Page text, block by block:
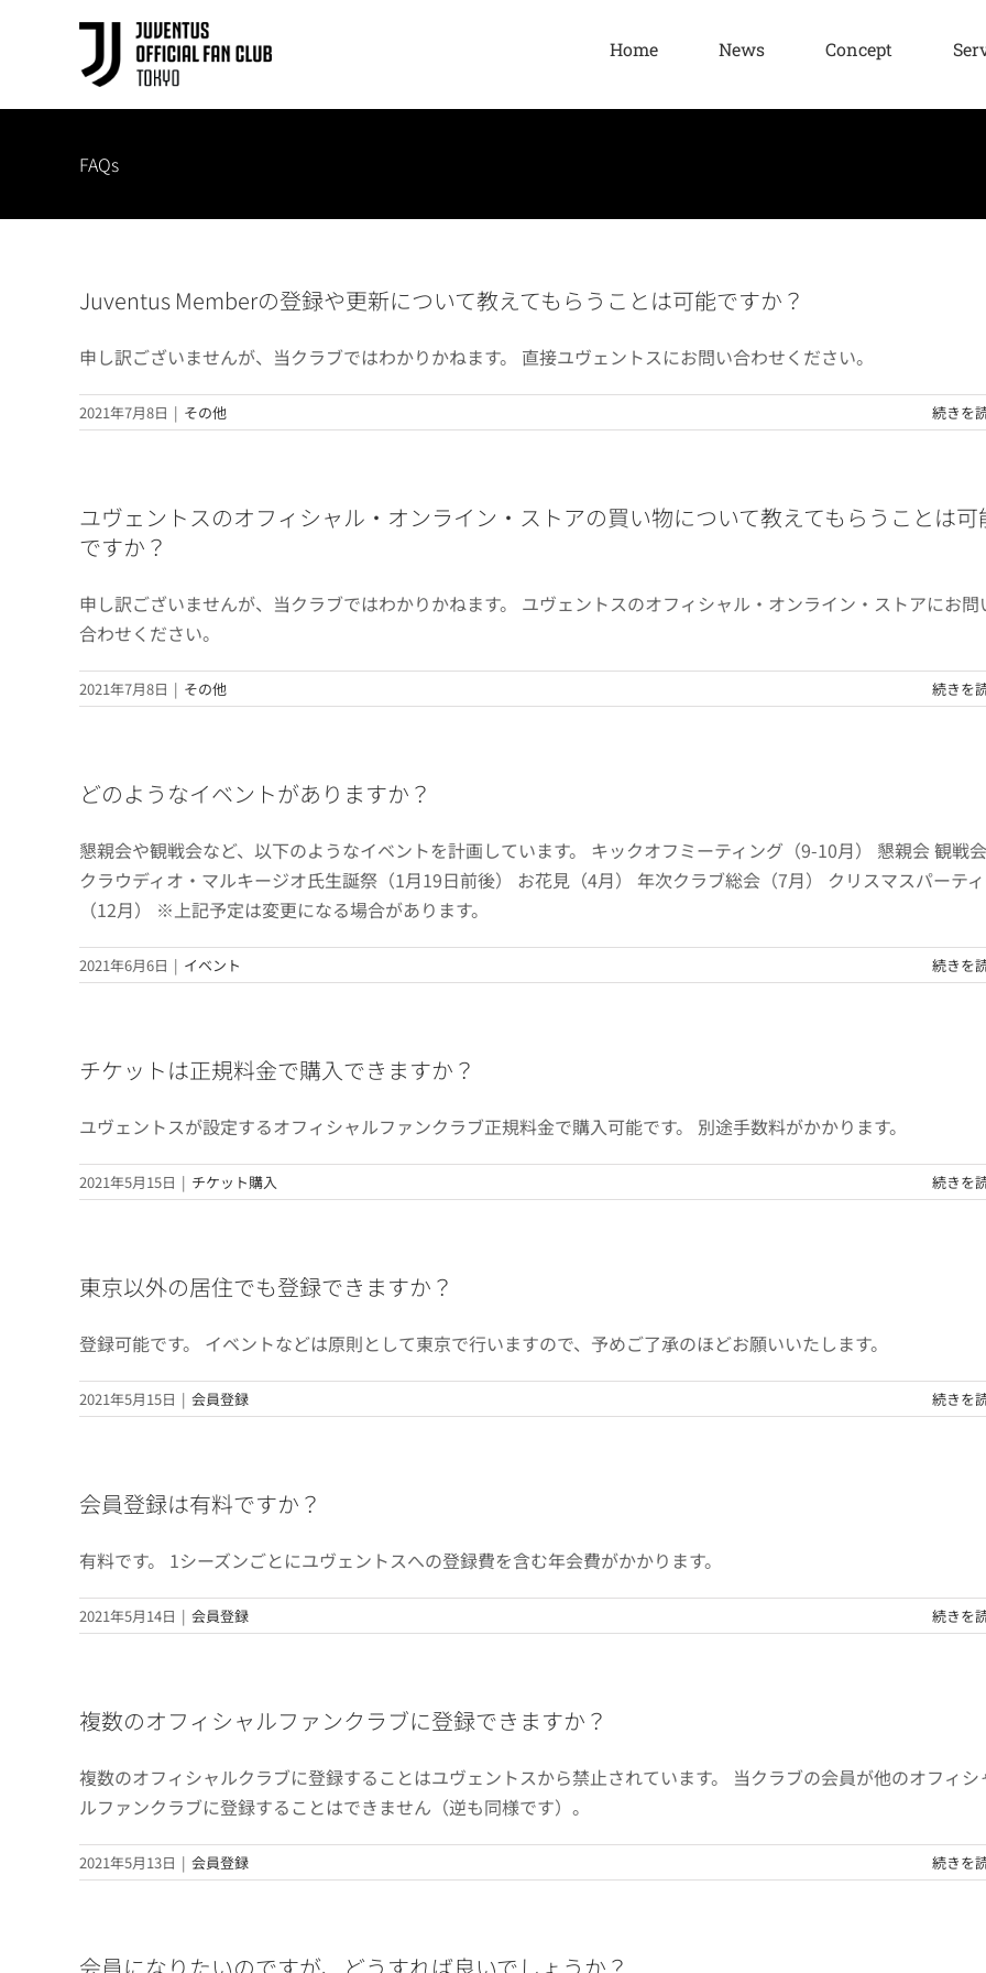
Home News Concept
FAQs
Juventus Memberの登録や更新について教えてもらうことは可能ですか？
申し訳ございませんが、当クラブではわかりかねます。 直接ユヴェントスにお問い合わせください。
2021年7月8日 | その他 続きを
ユヴェントスのオフィシャル・オンライン・ストアの買い物について教えてもらうことは可
ですか？
申し訳ございませんが、当クラブではわかりかねます。 ユヴェントスのオフィシャル・オンライン・ストアにお問
合わせください。
2021年7月8日 | その他 続きを
どのようなイベントがありますか？
懇親会や観戦会など、以下のようなイベントを計画しています。 キックオフミーティング（9-10月） 懇親会 観戦会
クラウディオ・マルキージオ氏生誕祭（1月19日前後） お花見（4月） 年次クラブ総会（7月） クリスマスパーテ
（12月） ※上記予定は変更になる場合があります。
2021年6月6日 | イベント 続きを
チケットは正規料金で購入できますか？
ユヴェントスが設定するオフィシャルファンクラブ正規料金で購入可能です。 別途手数料がかかります。
2021年5月15日 | チケット購入 続きを
東京以外の居住でも登録できますか？
登録可能です。 イベントなどは原則として東京で行いますので、予めご了承のほどお願いいたします。
2021年5月15日 | 会員登録 続きを
会員登録は有料ですか？
有料です。 1シーズンごとにユヴェントスへの登録費を含む年会費がかかります。
2021年5月14日 | 会員登録 続きを
複数のオフィシャルファンクラブに登録できますか？
複数のオフィシャルクラブに登録することはユヴェントスから禁止されています。 当クラブの会員が他のオフィシ
ルファンクラブに登録することはできません（逆も同様です）。
2021年5月13日 | 会員登録 続きを